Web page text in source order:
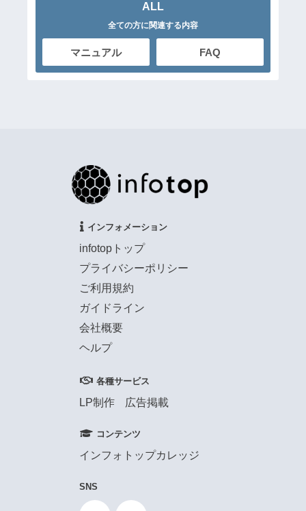
ALL
全ての方に関連する内容
マニュアル FAQ
インフォメーション
infotopトップ
プライバシーポリシー
ご利用規約
ガイドライン
会社概要
ヘルプ
各種サービス
LP制作 広告掲載
コンテンツ
インフォトップカレッジ
SNS